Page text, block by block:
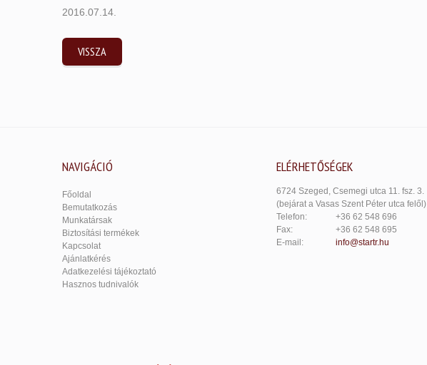
2016.07.14.
VISSZA
NAVIGÁCIÓ
Főoldal
Bemutatkozás
Munkatársak
Biztosítási termékek
Kapcsolat
Ajánlatkérés
Adatkezelési tájékoztató
Hasznos tudnivalók
ELÉRHETŐSÉGEK
6724 Szeged, Csemegi utca 11. fsz. 3.
(bejárat a Vasas Szent Péter utca felől)
Telefon:
+36 62 548 696
Fax:
+36 62 548 695
E-mail:
info@startr.hu